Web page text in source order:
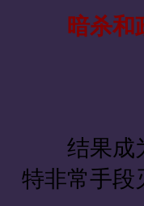
暗杀和
结果成为
特非常手段